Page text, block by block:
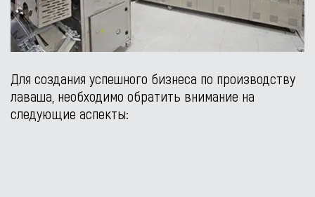
Для создания успешного бизнеса по производству
лаваша, необходимо обратить внимание на
следующие аспекты: